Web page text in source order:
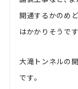
開通するかのめ
はかかりそうです
大滝トンネルの
です。